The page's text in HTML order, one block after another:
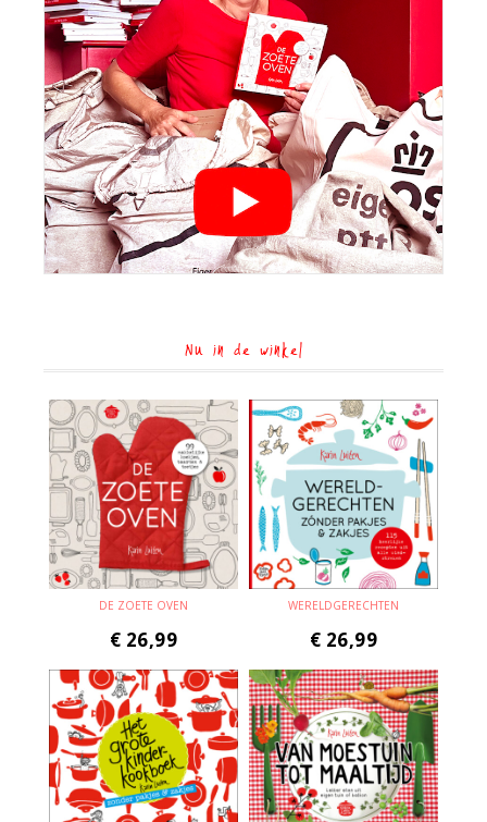
Nu in de winkel
DE ZOETE OVEN
€ 26,99
WERELDGERECHTEN
€ 26,99